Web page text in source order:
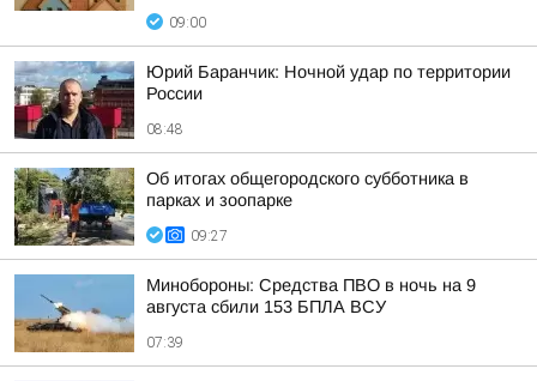
09:00
Юрий Баранчик: Ночной удар по территории
России
08:48
Об итогах общегородского субботника в
парках и зоопарке
09:27
Минобороны: Средства ПВО в ночь на 9
августа сбили 153 БПЛА ВСУ
07:39